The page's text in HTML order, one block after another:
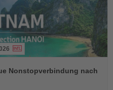
Nonstopverbindung nach